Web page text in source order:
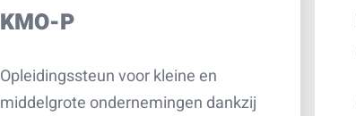
KMO-P
Opleidingssteun voor kleine en
middelgrote ondernemingen dankzij